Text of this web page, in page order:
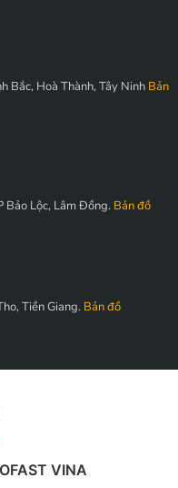
Bắc, Hoà Thành, Tây Ninh Bản
Bảo Lộc, Lâm Đồng. Bản đồ
Tiền Giang. Bản đồ
VINA